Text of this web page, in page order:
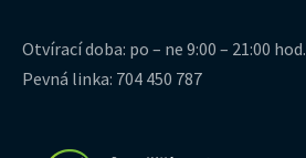
Otvírací doba: po – ne 9:00 – 21:00 hod.
Pevná linka: 704 450 787